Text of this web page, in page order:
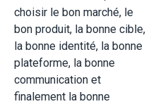
choisir le bon marché, le
bon produit, la bonne cible,
la bonne identité, la bonne
plateforme, la bonne
communication et
finalement la bonne